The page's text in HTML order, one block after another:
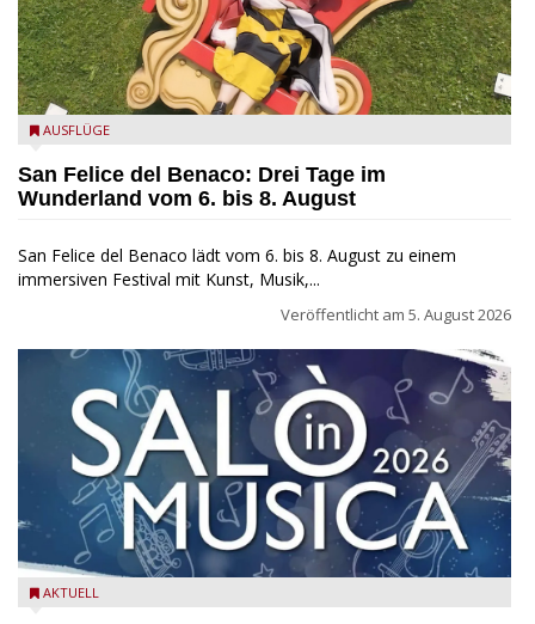
San Felice del Benaco: Drei Tage im Wunderland
AUSFLÜGE
San Felice del Benaco: Drei Tage im
Wunderland vom 6. bis 8. August
San Felice del Benaco lädt vom 6. bis 8. August zu einem
immersiven Festival mit Kunst, Musik,...
Veröffentlicht am 5. August 2026
Salò in Musica 2026
AKTUELL